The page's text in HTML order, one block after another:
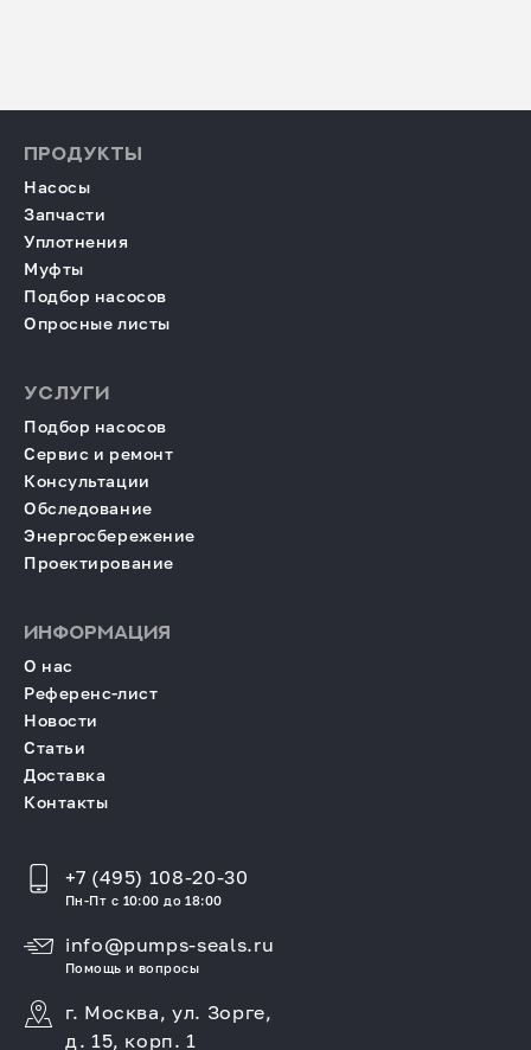
ПРОДУКТЫ
Насосы
Запчасти
Уплотнения
Муфты
Подбор насосов
Опросные листы
УСЛУГИ
Подбор насосов
Сервис и ремонт
Консультации
Обследование
Энергосбережение
Проектирование
ИНФОРМАЦИЯ
О нас
Референс-лист
Новости
Статьи
Доставка
Контакты
+7 (495) 108-20-30
Пн-Пт с 10:00 до 18:00
info@pumps-seals.ru
Помощь и вопросы
г. Москва, ул. Зорге,
д. 15, корп. 1